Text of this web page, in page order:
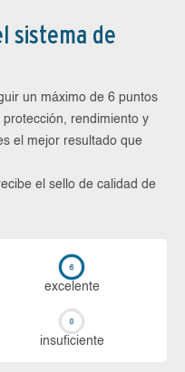
sistema de
un máximo de 6 puntos
rendimiento y
el mejor resultado que
el sello de calidad de
ex­ce­len­te
in­su­fi­cien­te